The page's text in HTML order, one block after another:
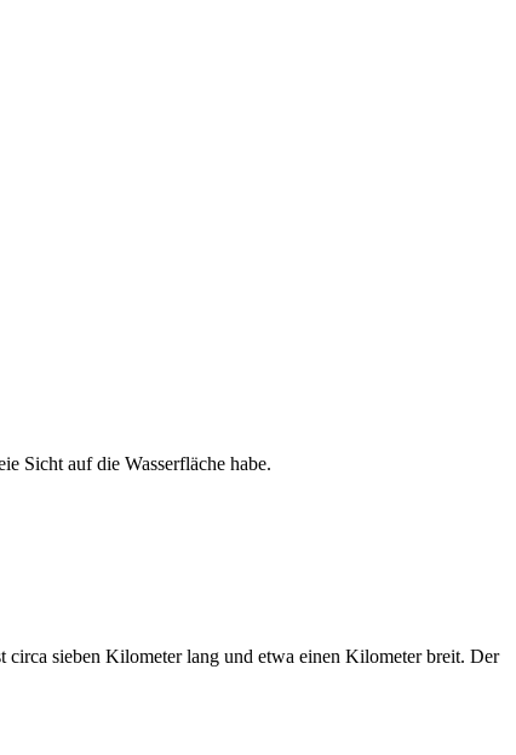
Sicht auf die Wasserfläche habe.
sieben Kilometer lang und etwa einen Kilometer breit. Der